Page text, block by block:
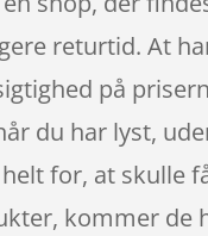
returtid. At
på
du har lyst,
for, at skulle
kommer de